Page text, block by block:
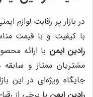
در بازار پر رقابت لوازم
با کیفیت و با قیمت
رادین ایمن با ارائه
مشتریان ممتاز و
جایگاه ویژه‌ای در این